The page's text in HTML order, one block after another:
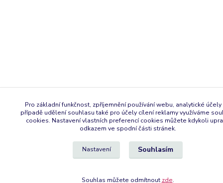
Pro základní funkčnost, zpříjemnění používání webu, analytické účely
případě udělení souhlasu také pro účely cílení reklamy využíváme
cookies. Nastavení vlastních preferencí cookies můžete kdykoli
odkazem ve spodní části stránek.
Nastavení Souhlasím
Souhlas můžete odmítnout zde.